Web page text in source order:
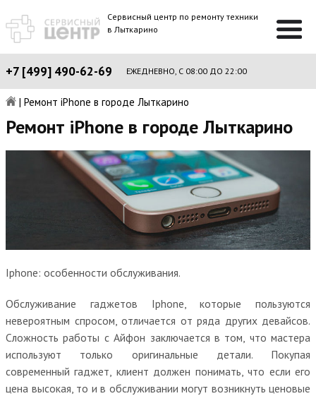
Сервисный центр по ремонту техники
в Лыткарино
+7 [499] 490-62-69 ЕЖЕДНЕВНО, С 08:00 ДО 22:00
| Ремонт iPhone в городе Лыткарино
Ремонт iPhone в городе Лыткарино
Iphone: особенности обслуживания.
Обслуживание гаджетов Iphone, которые пользуются
невероятным спросом, отличается от ряда других девайсов.
Сложность работы с Айфон заключается в том, что мастера
используют только оригинальные детали. Покупая
современный гаджет, клиент должен понимать, что если его
цена высокая, то и в обслуживании могут возникнуть ценовые